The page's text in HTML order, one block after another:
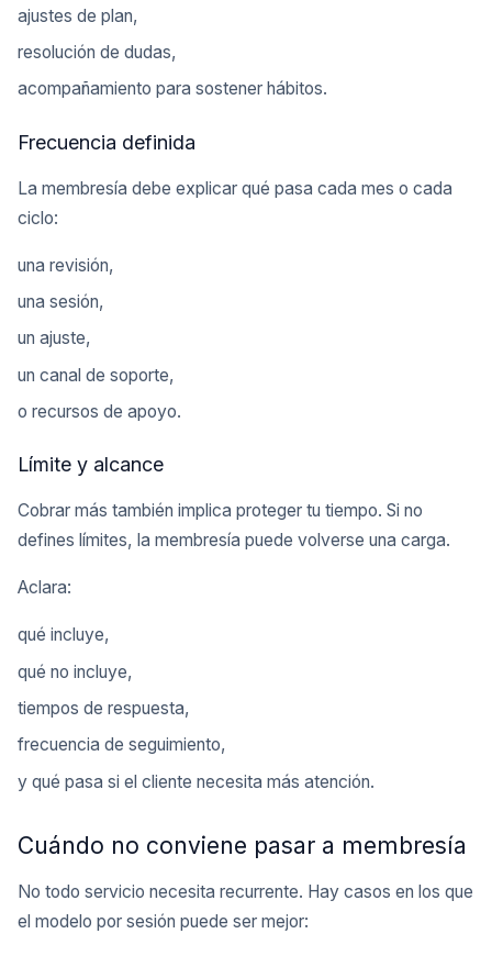
ajustes de plan,
resolución de dudas,
acompañamiento para sostener hábitos.
Frecuencia definida
La membresía debe explicar qué pasa cada mes o cada
ciclo:
una revisión,
una sesión,
un ajuste,
un canal de soporte,
o recursos de apoyo.
Límite y alcance
Cobrar más también implica proteger tu tiempo. Si no
defines límites, la membresía puede volverse una carga.
Aclara:
qué incluye,
qué no incluye,
tiempos de respuesta,
frecuencia de seguimiento,
y qué pasa si el cliente necesita más atención.
Cuándo no conviene pasar a membresía
No todo servicio necesita recurrente. Hay casos en los que
el modelo por sesión puede ser mejor: